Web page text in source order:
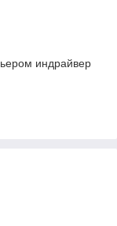
индрайвер